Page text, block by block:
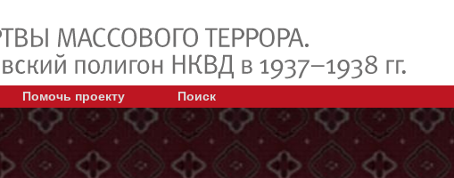
Помочь проекту Поиск